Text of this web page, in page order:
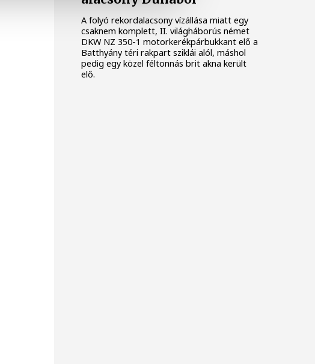
A folyó rekordalacsony vízállása miatt egy
csaknem komplett, II. világháborús német
DKW NZ 350-1 motorkerékpárbukkant elő a
Batthyány téri rakpart sziklái alól, máshol
pedig egy közel féltonnás brit akna került
elő.